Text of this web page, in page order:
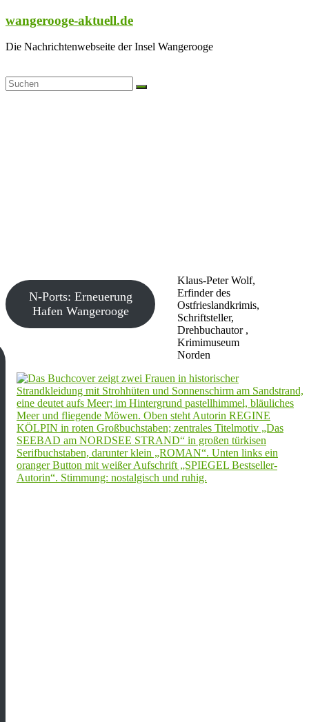
Zum
springen
wangerooge-aktuell.de
Die Nachrichtenwebseite der Insel Wangerooge
Klaus-Peter Wolf,
Erfinder des
Ostfrieslandkrimis,
Schriftsteller,
Drehbuchautor ,
Krimimuseum
Norden
N-Ports: Erneuerung
Hafen Wangerooge